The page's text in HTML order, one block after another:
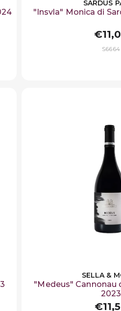
SARDUS
"Insvla" Monica di
S6664
SELLA &
"Medeus" Cannonau
2023